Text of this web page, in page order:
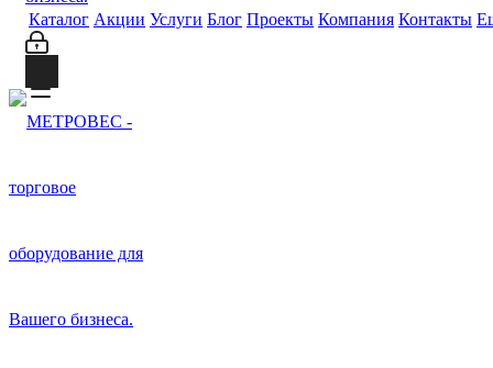
Каталог Акции Услуги Блог Проекты Компания Контакты